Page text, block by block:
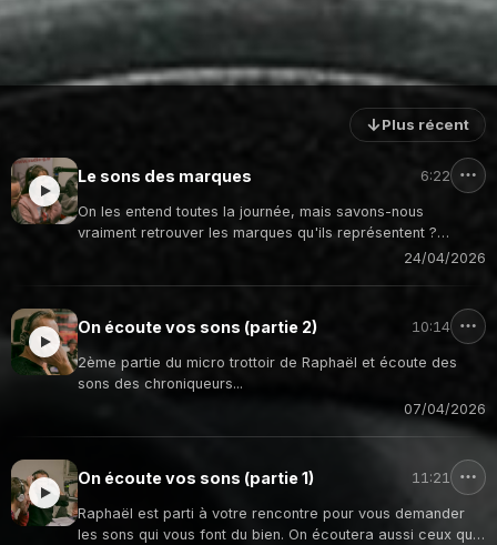
↓Plus récent
Le sons des marques 6:22
On les entend toutes la journée, mais savons-nous
vraiment retrouver les marques qu'ils représentent ?
Jouons à ce quizz de Jingles de marque avec Caroline.
24/04/2026
On écoute vos sons (partie 2) 10:14
2ème partie du micro trottoir de Raphaël et écoute des
sons des chroniqueurs...
07/04/2026
On écoute vos sons (partie 1) 11:21
Raphaël est parti à votre rencontre pour vous demander
les sons qui vous font du bien. On écoutera aussi ceux que